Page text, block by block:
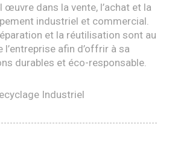
dans la vente, l’achat et la
industriel et commercial.
et la réutilisation sont au
afin d’offrir à sa
durables et éco-responsable.